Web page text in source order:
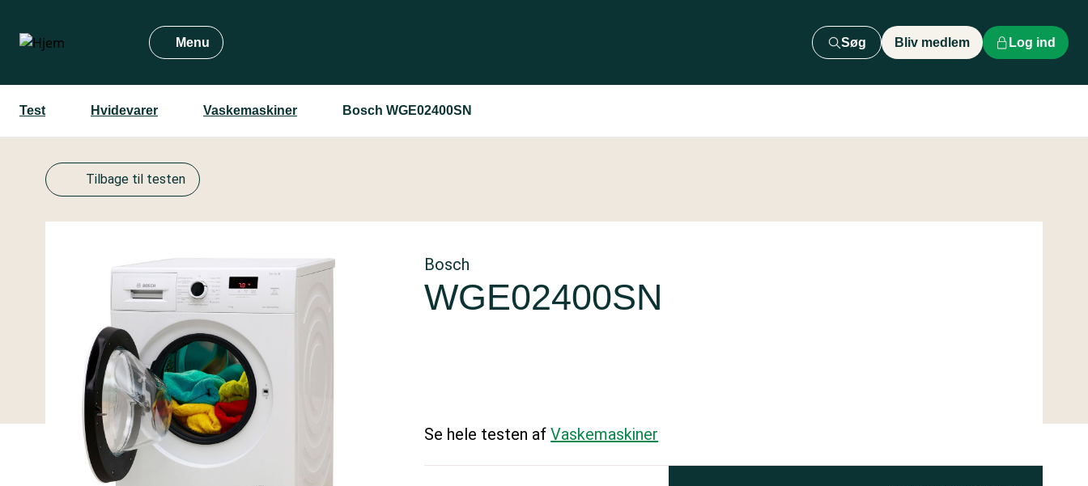
hovedindhold
Menu Søg Bliv medlem Log ind
Test Hvidevarer Vaskemaskiner Bosch WGE02400SN
Tilbage til testen
Bosch
WGE02400SN
Se hele testen afVaskemaskiner